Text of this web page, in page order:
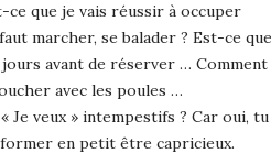
ce que je vais réussir à occuper
marcher, se balader ? Est-ce
jours avant de réserver …
avec les poules …
veux » intempestifs ? Car oui, tu
en petit être capricieux.